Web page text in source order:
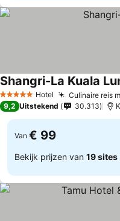
5 Sterren Hotel Culinaire reis
Shangri-La Kuala
9,2 Uitstekend 30.313
Van € 99
Bekijk prijzen van 19 sites